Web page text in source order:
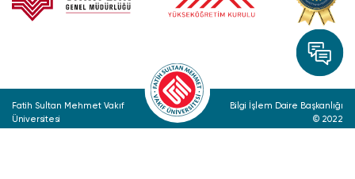
Fatih Sultan Mehmet Vakıf
Üniversitesi
Bilgi İşlem Daire Başkanlığı
© 2022